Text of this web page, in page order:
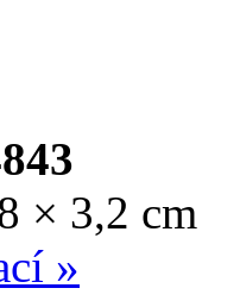
× 3,2 cm
»